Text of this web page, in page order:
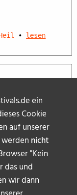
ein
Cookie
auf unserer
nicht
"Kein
das und
wir dann
• lesen